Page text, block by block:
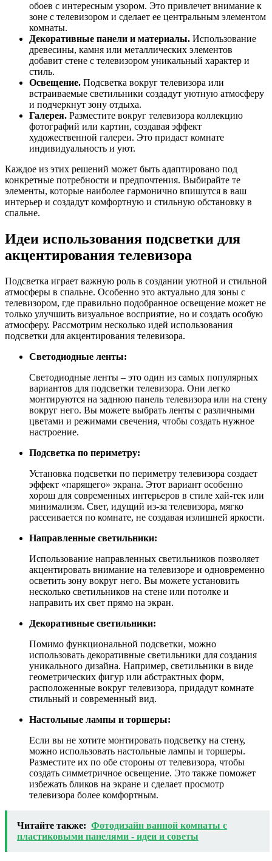
обоев с интересным узором. Это привлечет внимание к
зоне с телевизором и сделает ее центральным элементом
комнаты.
Декоративные панели и материалы. Использование
древесины, камня или металлических элементов
добавит стене с телевизором уникальный характер и
стиль.
Освещение. Подсветка вокруг телевизора или
встраиваемые светильники создадут уютную атмосферу
и подчеркнут зону отдыха.
Галерея. Разместите вокруг телевизора коллекцию
фотографий или картин, создавая эффект
художественной галереи. Это придаст комнате
индивидуальность и уют.
Каждое из этих решений может быть адаптировано под
конкретные потребности и предпочтения. Выбирайте те
элементы, которые наиболее гармонично впишутся в ваш
интерьер и создадут комфортную и стильную обстановку в
спальне.
Идеи использования подсветки для
акцентирования телевизора
Подсветка играет важную роль в создании уютной и стильной
атмосферы в спальне. Особенно это актуально для зоны с
телевизором, где правильно подобранное освещение может не
только улучшить визуальное восприятие, но и создать особую
атмосферу. Рассмотрим несколько идей использования
подсветки для акцентирования телевизора.
Светодиодные ленты:
Светодиодные ленты – это один из самых популярных
вариантов для подсветки телевизора. Они легко
монтируются на заднюю панель телевизора или на стену
вокруг него. Вы можете выбрать ленты с различными
цветами и режимами свечения, чтобы создать нужное
настроение.
Подсветка по периметру:
Установка подсветки по периметру телевизора создает
эффект «парящего» экрана. Этот вариант особенно
хорош для современных интерьеров в стиле хай-тек или
минимализм. Свет, идущий из-за телевизора, мягко
рассеивается по комнате, не создавая излишней яркости.
Направленные светильники:
Использование направленных светильников позволяет
акцентировать внимание на телевизоре и одновременно
осветить зону вокруг него. Вы можете установить
несколько светильников на стене или потолке и
направить их свет прямо на экран.
Декоративные светильники:
Помимо функциональной подсветки, можно
использовать декоративные светильники для создания
уникального дизайна. Например, светильники в виде
геометрических фигур или абстрактных форм,
расположенные вокруг телевизора, придадут комнате
стильный и современный вид.
Настольные лампы и торшеры:
Если вы не хотите монтировать подсветку на стену,
можно использовать настольные лампы и торшеры.
Разместите их по обе стороны от телевизора, чтобы
создать симметричное освещение. Это также поможет
избежать бликов на экране и сделает просмотр
телевизора более комфортным.
Читайте также: Фотодизайн ванной комнаты с
пластиковыми панелями - идеи и советы